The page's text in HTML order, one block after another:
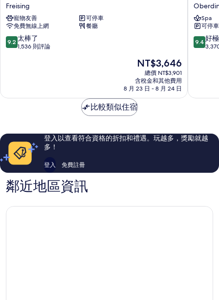
尼
黑
機
場
諾
富
Freising
寵物友善
可停車
免費無線上網
餐廳
9.2
分，
棒
評
論
9.2 太棒了
1,536 則評論
現
價
格
為
NT$3,646
NT$3,646
總價 NT$3,901
含稅金和其他費用
8 月 23 日 - 8 月 24 日
賓
斯
基
慕
尼
黑
Spa
可停車
9.4
分，
極
評
論
9.4 好
比較類似住宿
登入以查看符合資格的折扣和禮遇。玩越多，獎勵就越
多！
登入 免費註冊
鄰近地區資訊